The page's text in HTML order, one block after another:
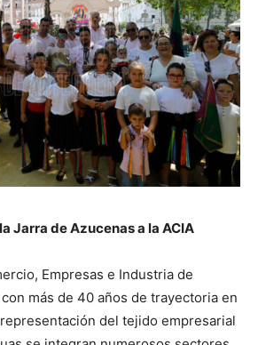
Jarra de Azucenas a la ACIA
Empresas e Industria de
más de 40 años de trayectoria en
del tejido empresarial